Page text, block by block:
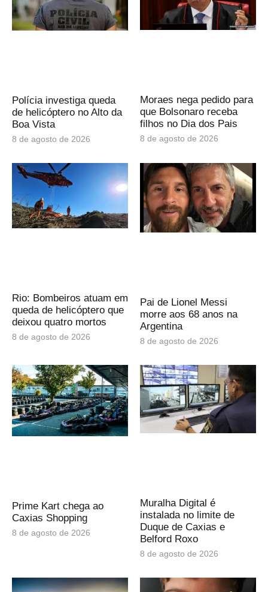
Polícia investiga queda
de helicóptero no Alto da
Boa Vista
8 de agosto de 2026
Moraes nega pedido para
que Bolsonaro receba
filhos no Dia dos Pais
8 de agosto de 2026
Rio: Bombeiros atuam em
queda de helicóptero que
deixou quatro mortos
8 de agosto de 2026
Pai de Lionel Messi
morre aos 68 anos na
Argentina
8 de agosto de 2026
Prime Kart chega ao
Caxias Shopping
8 de agosto de 2026
Muralha Digital é
instalada no limite de
Duque de Caxias e
Belford Roxo
8 de agosto de 2026